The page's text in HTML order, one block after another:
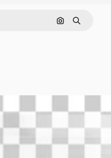
画像で検索
検索